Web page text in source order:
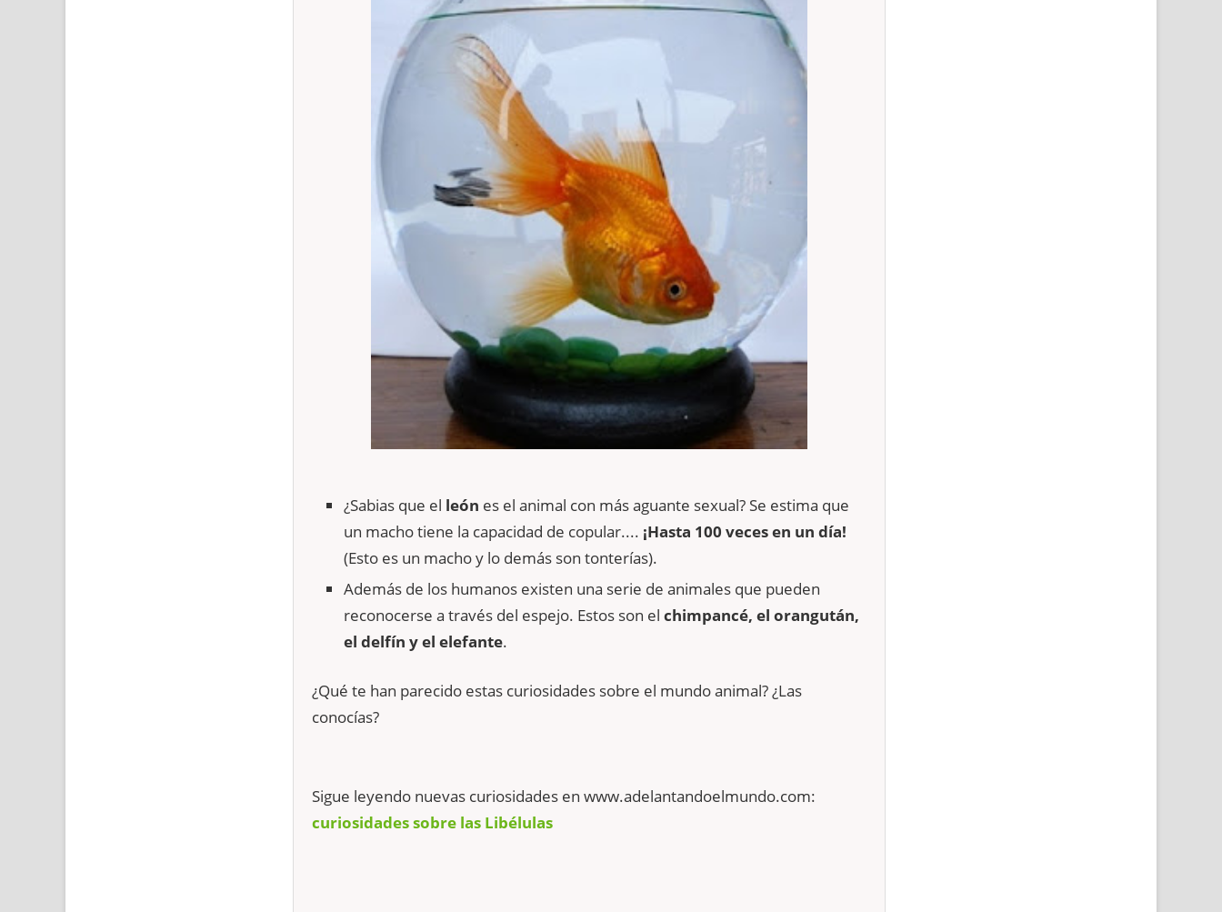
¿Sabias que el león es el animal con más aguante sexual? Se estima que
un macho tiene la capacidad de copular.... ¡Hasta 100 veces en un día!
(Esto es un macho y lo demás son tonterías).
Además de los humanos existen una serie de animales que pueden
reconocerse a través del espejo. Estos son el chimpancé, el orangután,
el delfín y el elefante.
¿Qué te han parecido estas curiosidades sobre el mundo animal? ¿Las
conocías?
Sigue leyendo nuevas curiosidades en www.adelantandoelmundo.com:
curiosidades sobre las Libélulas